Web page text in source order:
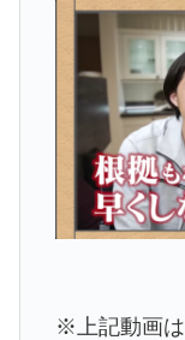
※上記動画は